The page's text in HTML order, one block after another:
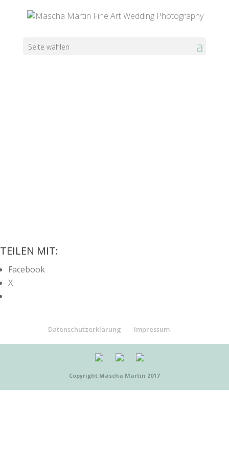
Seite wählen
TEILEN MIT:
Facebook
X
Datenschutzerklärung Impressum
Copyright Mascha Martin 2017